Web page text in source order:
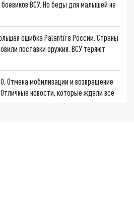
ВСУ. Но беды для малышей не
ошибка Palantir в России. Страны
поставки оружия. ВСУ теряют
Отмена мобилизации и возвращение
новости, которые ждали все